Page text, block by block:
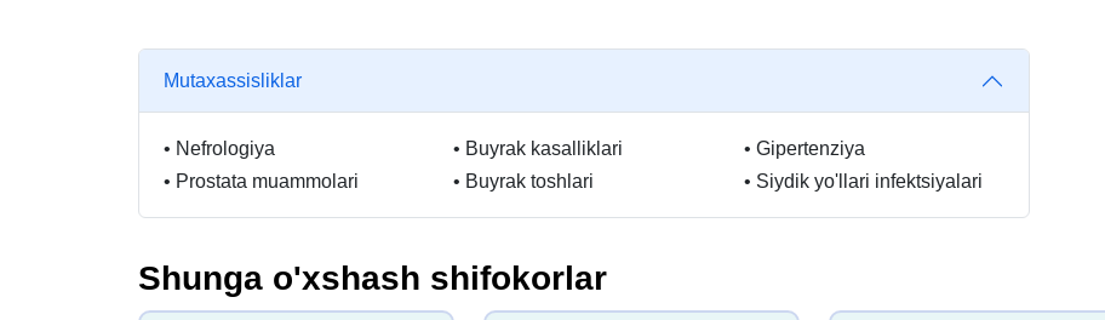
Mutaxassisliklar
• Nefrologiya • Buyrak kasalliklari • Gipertenziya
• Prostata muammolari • Buyrak toshlari • Siydik yo'llari infektsiyalari
Shunga o'xshash shifokorlar